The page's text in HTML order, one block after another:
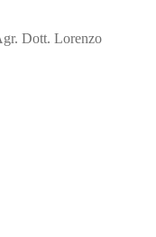
Dott. Lorenzo